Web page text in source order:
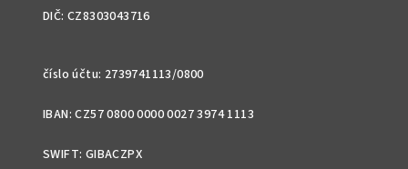
DIČ: CZ8303043716
číslo účtu: 2739741113/0800
IBAN: CZ57 0800 0000 0027 3974 1113
SWIFT: GIBACZPX